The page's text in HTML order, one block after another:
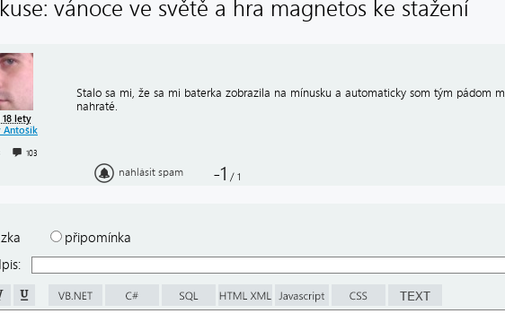
vánoce ve světě a hra magnetos ke stažení
lety
Antošík
103
Stalo sa mi, že sa mi baterka zobrazila na mínusku a automaticky som tým pádom
nahraté.
nahlásit spam -1 / 1
připomínka